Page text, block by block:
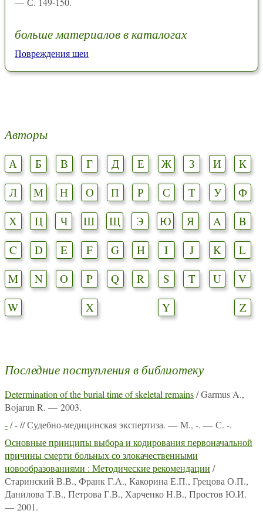
больше материалов в каталогах
Повреждения шеи
Авторы
А Б В Г Д Е Ж З И
К
Л
М Н О П Р С Т У
Ф
Х
Ц Ч Ш Щ Э Ю Я A
B
C
D E F G H I J K
L
M
N O P Q R S T U
V
W
X Y Z
Последние поступления в библиотеку
Determination of the burial time of skeletal remains/ Garmus A.,
Bojarun R. — 2003.
-/ - // Судебно-медицинская экспертиза. — М., -. — С. -.
Основные принципы выбора и кодирования первоначальной
причины смерти больных со злокачественными
новообразованиями : Методические рекомендации /
Старинский В.В., Франк Г.А., Какорина Е.П., Грецова О.П.,
Данилова Т.В., Петрова Г.В., Харченко Н.В., Простов Ю.И.
— 2001.